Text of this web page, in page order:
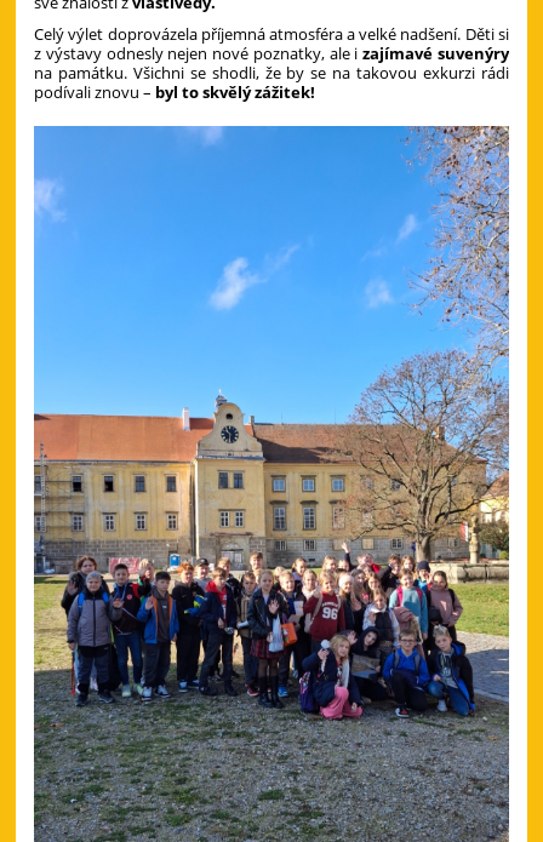
Celý výlet doprovázela příjemná atmosféra a velké nadšení. Děti si
z výstavy odnesly nejen nové poznatky, ale i zajímavé suvenýry
na památku. Všichni se shodli, že by se na takovou exkurzi rádi
podívali znovu – byl to skvělý zážitek!